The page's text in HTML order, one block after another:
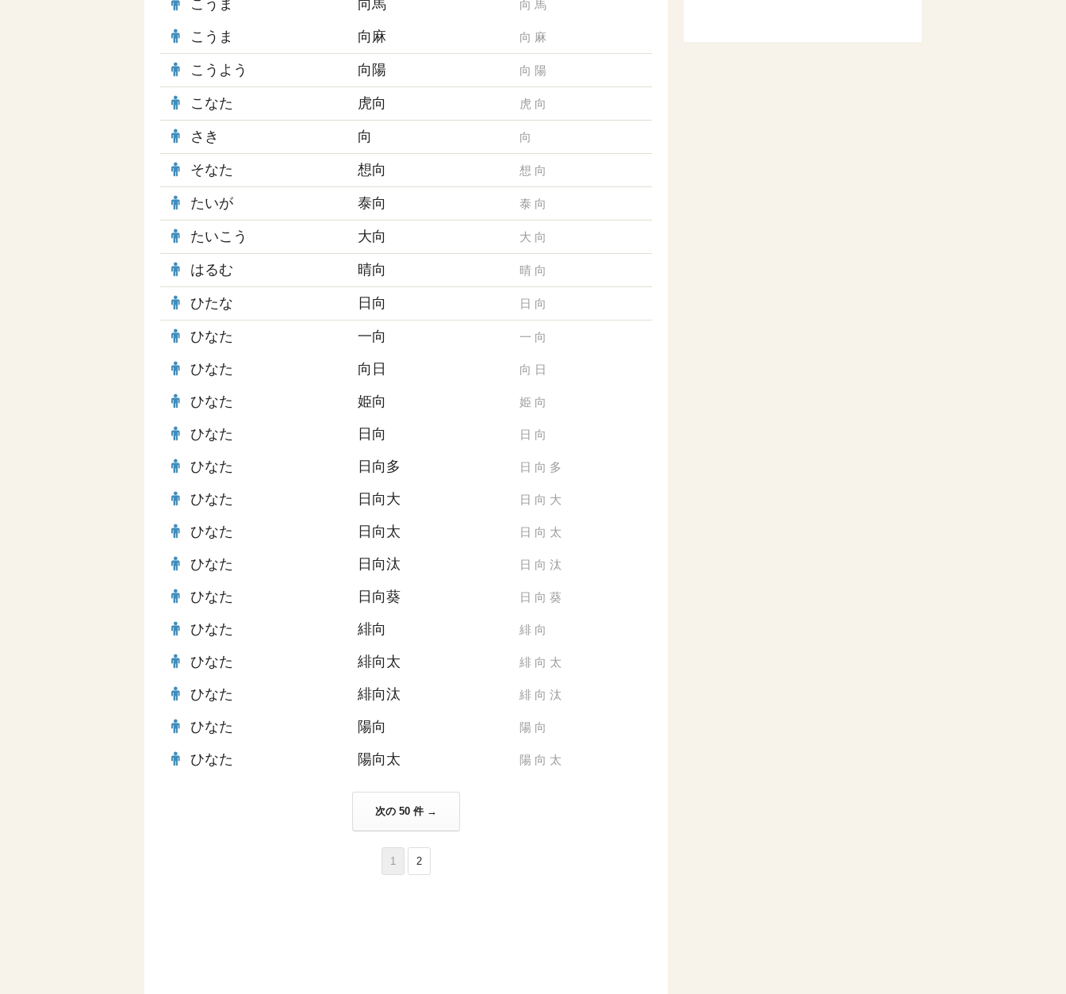
こうま 向馬 向 馬
こうま 向麻 向 麻
こうよう 向陽 向 陽
こなた 虎向 虎 向
さき 向 向
そなた 想向 想 向
たいが 泰向 泰 向
たいこう 大向 大 向
はるむ 晴向 晴 向
ひたな 日向 日 向
ひなた 一向 一 向
ひなた 向日 向 日
ひなた 姫向 姫 向
ひなた 日向 日 向
ひなた 日向多 日 向 多
ひなた 日向大 日 向 大
ひなた 日向太 日 向 太
ひなた 日向汰 日 向 汰
ひなた 日向葵 日 向 葵
ひなた 緋向 緋 向
ひなた 緋向太 緋 向 太
ひなた 緋向汰 緋 向 汰
ひなた 陽向 陽 向
ひなた 陽向太 陽 向 太
次の 50 件 →
1 2